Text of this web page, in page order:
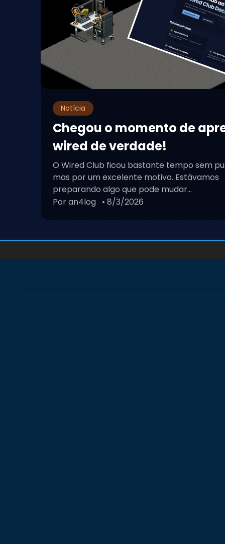
Notícia
Chegou o momento de
wired de verdade!
O Wired Club ficou bastante tempo sem
mas por um excelente motivo. Estávamos
preparando algo que pode mudar...
Por an4log • 8/3/2026